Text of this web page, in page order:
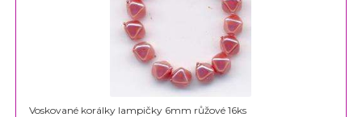
Voskované korálky lampičky 6mm růžové 16ks